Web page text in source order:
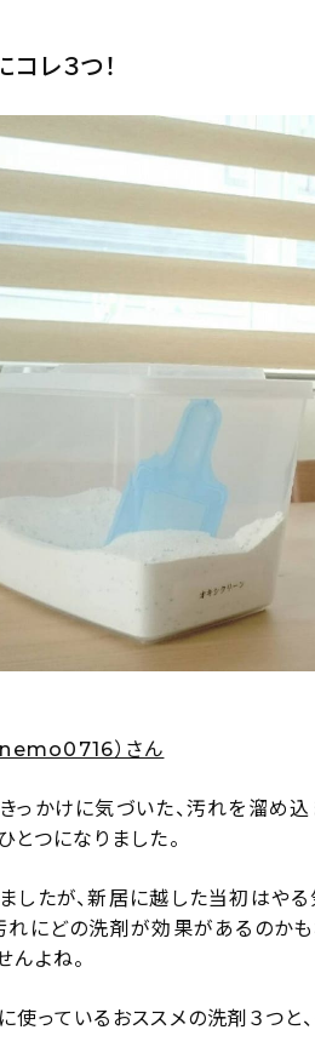
レ３つ！
）さん
っかけに気づいた、汚れを溜め
とつになりました。
したが、新居に越した当初はや
れにどの洗剤が効果があるのか
んよね。
使っているおススメの洗剤３つと